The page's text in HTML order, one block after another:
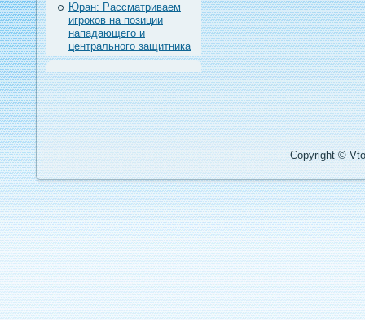
Юран: Рассматриваем
игроков на позиции
нападающего и
центрального защитника
Copyright ©